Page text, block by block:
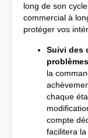
long de son
commercial à
protéger vos
Suivi des
la
chaque
compte
facilitera